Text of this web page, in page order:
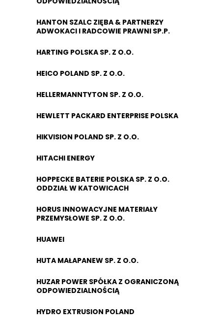
HANTON SZALC ZIĘBA & PARTNERZY
ADWOKACI I RADCOWIE PRAWNI SP.P.
HARTING POLSKA SP. Z O.O.
HEICO POLAND SP. Z O.O.
HELLERMANNTYTON SP. Z O.O.
HEWLETT PACKARD ENTERPRISE POLSKA
HIKVISION POLAND SP. Z O.O.
HITACHI ENERGY
HOPPECKE BATERIE POLSKA SP. Z O.O.
ODDZIAŁ W KATOWICACH
HORUS INNOWACYJNE MATERIAŁY
PRZEMYSŁOWE SP. Z O.O.
HUAWEI
HUTA MAŁAPANEW SP. Z O.O.
HUZAR POWER SPÓŁKA Z OGRANICZONĄ
ODPOWIEDZIALNOŚCIĄ
HYDRO EXTRUSION POLAND